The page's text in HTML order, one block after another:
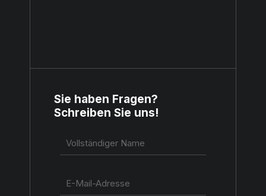
Sie haben Fragen?
Schreiben Sie uns!